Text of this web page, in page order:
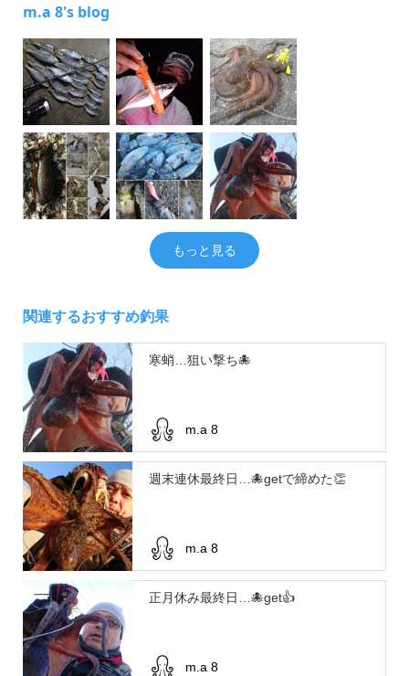
m.a 8's blog
もっと見る
関連するおすすめ釣果
寒蛸…狙い撃ち🐙
m.a 8
週末連休最終日…🐙getで締めた👏
m.a 8
正月休み最終日…🐙get👍
m.a 8